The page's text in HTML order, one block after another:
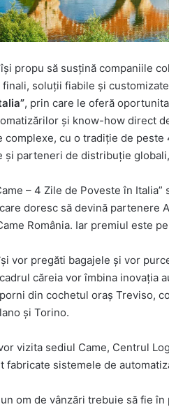
propu să susțină companiile
soluții fiabile și
, prin care le oferă
și know-how direct
complexe, cu o tradiție de
și parteneri de distribuție
– 4 Zile de Poveste în
doresc să devină partenere
România. Iar premiul este
vor pregăti bagajele și vor
căreia vor îmbina inovația
din cochetul oraș Treviso,
și Torino.
vizita sediul Came, Centrul
fabricate sistemele de
om de vânzări trebuie să fie